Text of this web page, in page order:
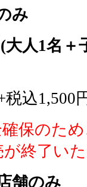
み
大人1名
込1,500
保のた
が終了い
舗のみ